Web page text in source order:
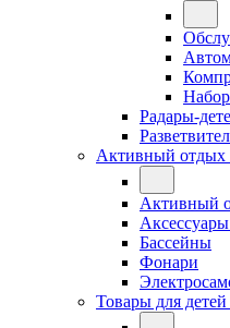
Радары-
Активный отдых
Активный
Бассейны
Фонари
Товары для детей